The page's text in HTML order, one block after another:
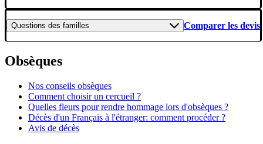
Questions des familles Comparer les devis
Obsèques
Nos conseils obsèques
Comment choisir un cercueil ?
Quelles fleurs pour rendre hommage lors d'obsèques ?
Décès d'un Français à l'étranger: comment procéder ?
Avis de décès